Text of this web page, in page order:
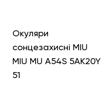
Окуляри
сонцезахисні MIU
MIU MU A54S 5AK20Y
51